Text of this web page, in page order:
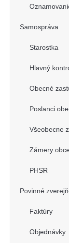
Samospráva
Starostka
Hlavný
Obecné
Poslanci
Všeobecne
Zámery
PHSR
Povinné
Faktúry
Objednávky